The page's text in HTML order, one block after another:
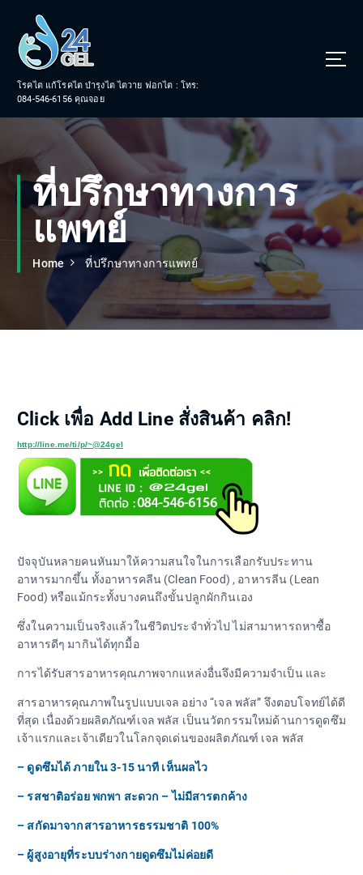
c
โรคไต แก้โรคไต บำรุงไต ไตวาย ฟอกไต : โทร:
084-546-6156 คุณจอย
ที่ปรึกษาทางการ
แพทย์
Home ที่ปรึกษาทางการแพทย์
Click เพื่อ Add Line สั่งสินค้า คลิก!
http://line.me/ti/p/~@24gel
ปัจจุบันหลายคนหันมาให้ความสนใจในการเลือกรับประทาน
อาหารมากขึ้น ทั้งอาหารคลีน (Clean Food) , อาหารลีน (Lean
Food) หรือแม้กระทั้งบางคนถึงขั้นปลูกผักกินเอง
ซึ่งในความเป็นจริงแล้วในชีวิตประจำทั่วไป ไม่สามาหารถหาซื้อ
อาหารดีๆ มากินได้ทุกมื้อ
การได้รับสารอาหารคุณภาพจากแหล่งอื่นจึงมีความจำเป็น และ
สารอาหารคุณภาพในรูปแบบเจล อย่าง “เจล พลัส” จึงตอบโจทย์ได้ดี
ที่สุด เนื่องด้วยผลิตภัณฑ์เจล พลัส เป็นนวัตกรรมใหม่ด้านการดูดซึม
เจ้าแรกและเจ้าเดียวในโลกจุดเด่นของผลิตภัณฑ์ เจล พลัส
– ดูดซึมได้ ภายใน 3-15 นาที เห็นผลไว
– รสชาติอร่อย พกพา สะดวก – ไม่มีสารตกค้าง
– สกัดมาจากสารอาหารธรรมชาติ 100%
– ผู้สูงอายุที่ระบบร่างกายดูดซึมไม่ค่อยดี